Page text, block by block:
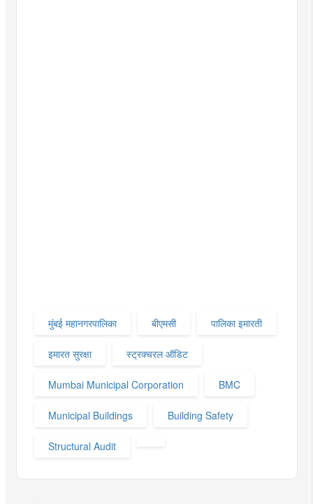
मुंबई महानगरपालिका बीएमसी पालिका इमारती
इमारत सुरक्षा स्ट्रक्चरल ऑडिट
Mumbai Municipal Corporation BMC
Municipal Buildings Building Safety
Structural Audit